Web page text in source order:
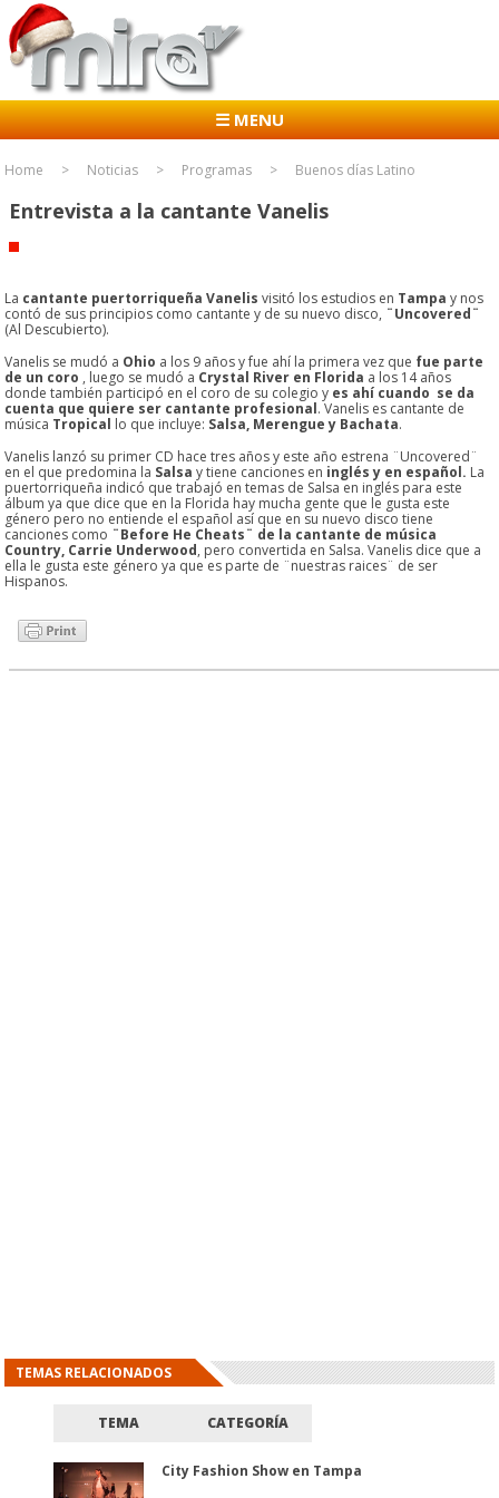
☰ MENU
Home Noticias Programas Buenos días Latino
Entrevista a la cantante Vanelis
La cantante puertorriqueña Vanelis visitó los estudios en Tampa y nos
contó de sus principios como cantante y de su nuevo disco, ¨Uncovered¨
(Al Descubierto).
Vanelis se mudó a Ohio a los 9 años y fue ahí la primera vez que fue parte
de un coro , luego se mudó a Crystal River en Florida a los 14 años
donde también participó en el coro de su colegio y es ahí cuando se da
cuenta que quiere ser cantante profesional. Vanelis es cantante de
música Tropical lo que incluye: Salsa, Merengue y Bachata.
Vanelis lanzó su primer CD hace tres años y este año estrena ¨Uncovered¨
en el que predomina la Salsa y tiene canciones en inglés y en español. La
puertorriqueña indicó que trabajó en temas de Salsa en inglés para este
álbum ya que dice que en la Florida hay mucha gente que le gusta este
género pero no entiende el español así que en su nuevo disco tiene
canciones como ¨Before He Cheats¨ de la cantante de música
Country, Carrie Underwood, pero convertida en Salsa. Vanelis dice que a
ella le gusta este género ya que es parte de ¨nuestras raices¨ de ser
Hispanos.
TEMAS RELACIONADOS
TEMA CATEGORÍA
City Fashion Show en Tampa